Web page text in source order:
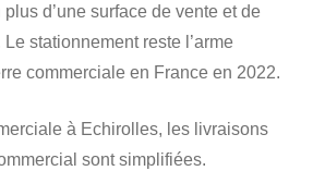
d’une surface de vente et de
stationnement reste l’arme
commerciale en France en 2022.
à Echirolles, les livraisons
sont simplifiées.